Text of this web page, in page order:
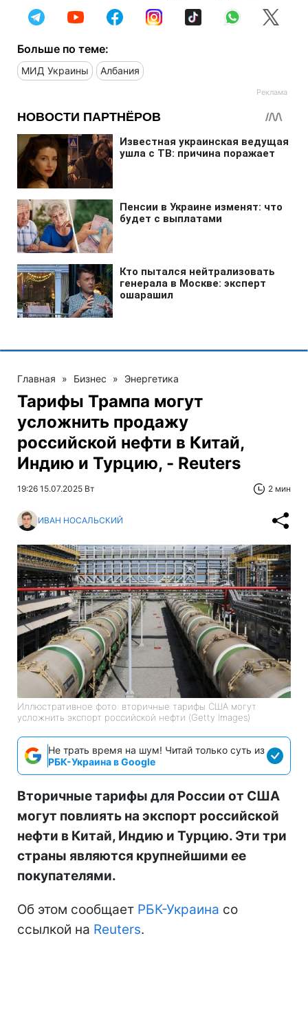
Больше по теме:
МИД Украины Албания
Главная » Бизнес » Энергетика
Тарифы Трампа могут
усложнить продажу
российской нефти в Китай,
Индию и Турцию, - Reuters
19:26 15.07.2025 Вт 2 мин
ИВАН НОСАЛЬСКИЙ
Иллюстративное фото: вторичные тарифы США могут
усложнить экспорт российской нефти (Getty Images)
Не трать время на шум! Читай только суть из
РБК-Украина в Google
Вторичные тарифы для России от США
могут повлиять на экспорт российской
нефти в Китай, Индию и Турцию. Эти три
страны являются крупнейшими ее
покупателями.
Об этом сообщает РБК-Украина со
ссылкой на Reuters.